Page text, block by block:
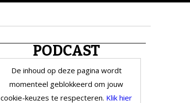
PODCAST
De inhoud op deze pagina wordt
momenteel geblokkeerd om jouw
cookie-keuzes te respecteren. Klik hier